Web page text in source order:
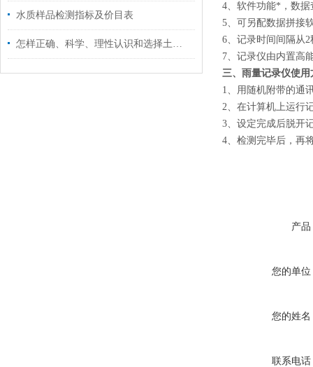
水质样品检测指标及价目表
怎样正确、科学、理性认识和选择土肥仪
4、软件功能*，数据
5、可另配数据拼接
6、记录时间间隔从
7、记录仪由内置高
三、雨量记录仪使用
1、用随机附带的通
2、在计算机上运行
3、设定完成后脱开
4、检测完毕后，再
产品
您的单位
您的姓名
联系电话